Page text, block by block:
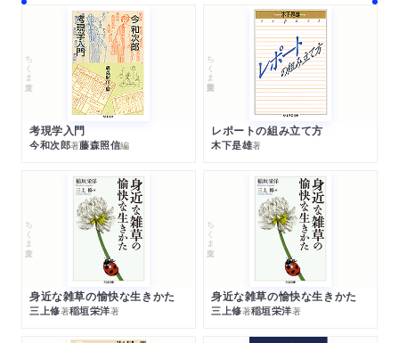
ちくま文庫
考現学入門
今和次郎著藤森照信編
ちくま学芸文庫
レポートの組み立て方
木下是雄著
ちくま文庫
身近な雑草の愉快な生きかた
三上修著稲垣栄洋著
ちくま文庫
身近な雑草の愉快な生きかた
三上修著稲垣栄洋著